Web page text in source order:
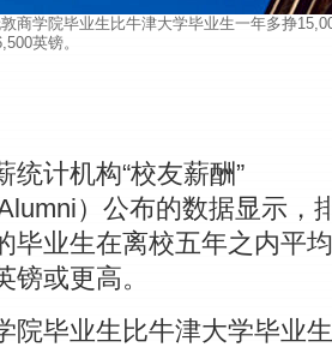
商学院毕业生比牛津大学毕业生一年多挣
英镑。
统计机构“校友薪酬”
）公布的数据显示，
毕业生在离校五年之内平
镑或更高。
院毕业生比牛津大学毕业